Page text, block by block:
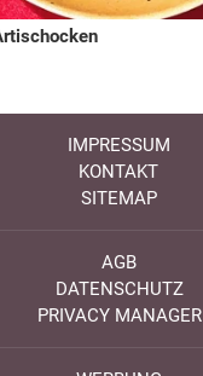
IMPRESSUM
KONTAKT
SITEMAP
AGB
DATENSCHUTZ
PRIVACY MANAGER